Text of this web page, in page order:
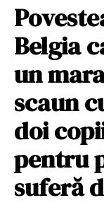
Belgia
un
scaun
doi
pentru
suferă